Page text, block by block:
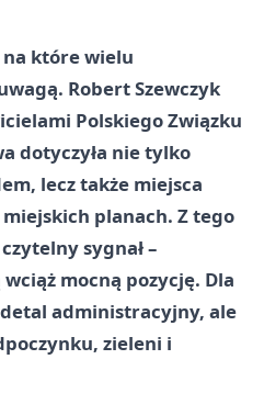
na które wielu
Robert Szewczyk
Polskiego Związku
dotyczyła nie tylko
lecz także miejsca
planach. Z tego
sygnał –
mocną pozycję. Dla
administracyjny, ale
zieleni i